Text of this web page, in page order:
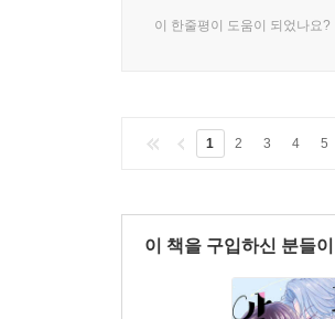
이 한줄평이 도움이 되었나요?
1 2 3 4 5
이 책을 구입하신 분들